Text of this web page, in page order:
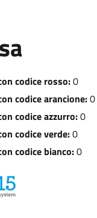
codice rosso:0
codice arancione:0
codice azzurro:0
codice verde:0
codice bianco:0